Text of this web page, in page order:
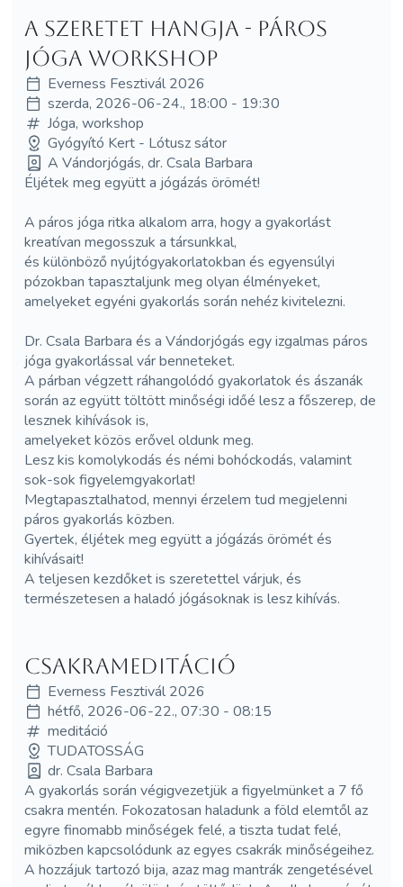
A szeretet hangja - Páros
Jóga Workshop
Everness Fesztivál 2026
szerda, 2026-06-24., 18:00 - 19:30
Jóga, workshop
Gyógyító Kert - Lótusz sátor
A Vándorjógás, dr. Csala Barbara
Éljétek meg együtt a jógázás örömét!
A páros jóga ritka alkalom arra, hogy a gyakorlást
kreatívan megosszuk a társunkkal,
és különböző nyújtógyakorlatokban és egyensúlyi
pózokban tapasztaljunk meg olyan élményeket,
amelyeket egyéni gyakorlás során nehéz kivitelezni.
Dr. Csala Barbara és a Vándorjógás egy izgalmas páros
jóga gyakorlással vár benneteket.
A párban végzett ráhangolódó gyakorlatok és ászanák
során az együtt töltött minőségi időé lesz a főszerep, de
lesznek kihívások is,
amelyeket közös erővel oldunk meg.
Lesz kis komolykodás és némi bohóckodás, valamint
sok-sok figyelemgyakorlat!
Megtapasztalhatod, mennyi érzelem tud megjelenni
páros gyakorlás közben.
Gyertek, éljétek meg együtt a jógázás örömét és
kihívásait!
A teljesen kezdőket is szeretettel várjuk, és
természetesen a haladó jógásoknak is lesz kihívás.
Csakrameditáció
Everness Fesztivál 2026
hétfő, 2026-06-22., 07:30 - 08:15
meditáció
TUDATOSSÁG
dr. Csala Barbara
A gyakorlás során végigvezetjük a figyelmünket a 7 fő
csakra mentén. Fokozatosan haladunk a föld elemtől az
egyre finomabb minőségek felé, a tiszta tudat felé,
miközben kapcsolódunk az egyes csakrák minőségeihez.
A hozzájuk tartozó bija, azaz mag mantrák zengetésével